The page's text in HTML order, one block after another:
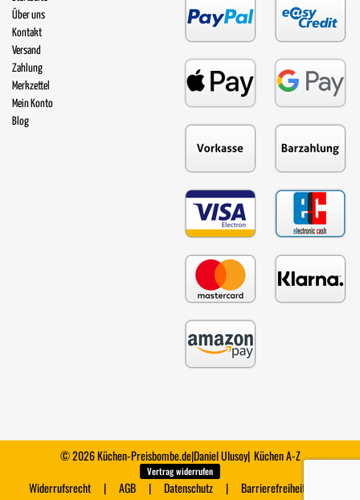
Über uns
Kontakt
Versand
Zahlung
Merkzettel
Mein Konto
Blog
© 2026 Küchen-Preisbombe.de|Daniel Ulusoy| Küchen A-Z
Vertrag widerrufen
Widerrufsrecht AGB Datenschutz
Barrierefreiheit